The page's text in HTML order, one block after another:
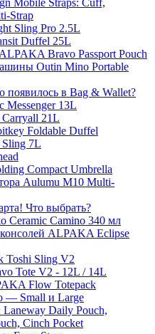
Mobile Straps: Cuff,
Strap
Sling Pro 2.5L
Duffel 25L
Bravo Passport Pouch
Outin Mino Portable
в Bag & Wallet?
Messenger 13L
21L
Foldable Duffel
7L
Compact Umbrella
Aulumu M10 Multi-
Что выбрать?
Ceramic Camino 340 мл
ALPAKA Eclipse
Toshi Sling V2
Tote V2 - 12L / 14L
Flow Totepack
— Small и Large
Laneway Daily Pouch,
Cinch Pocket